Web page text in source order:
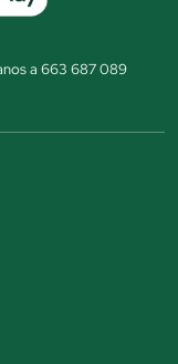
a 663 687 089